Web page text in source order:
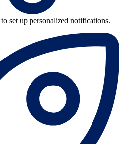
to set up personalized notifications.